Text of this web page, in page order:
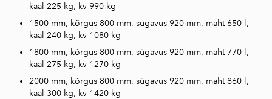
kaal 225 kg, kv 990 kg
1500 mm, kõrgus 800 mm, sügavus 920 mm, maht 650 l,
kaal 240 kg, kv 1080 kg
1800 mm, kõrgus 800 mm, sügavus 920 mm, maht 770 l,
kaal 275 kg, kv 1270 kg
2000 mm, kõrgus 800 mm, sügavus 920 mm, maht 860 l,
kaal 300 kg, kv 1420 kg